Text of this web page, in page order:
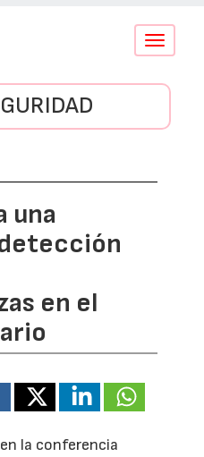
Conmutar
una
en el
la conferencia